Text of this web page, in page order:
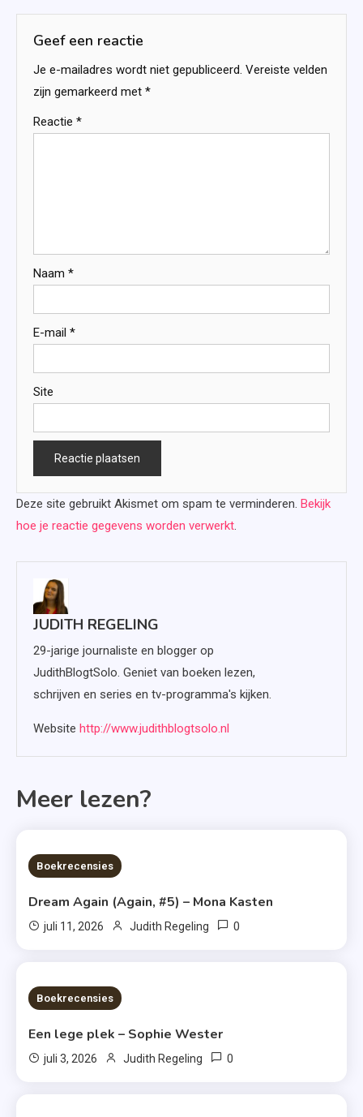
Geef een reactie
Je e-mailadres wordt niet gepubliceerd. Vereiste velden
zijn gemarkeerd met *
Reactie *
Naam *
E-mail *
Site
Deze site gebruikt Akismet om spam te verminderen. Bekijk
hoe je reactie gegevens worden verwerkt.
JUDITH REGELING
29-jarige journaliste en blogger op
JudithBlogtSolo. Geniet van boeken lezen,
schrijven en series en tv-programma's kijken.
Website http://www.judithblogtsolo.nl
Meer lezen?
6 MINS READ
Boekrecensies
Dream Again (Again, #5) – Mona Kasten
juli 11, 2026 Judith Regeling 0
6 MINS READ
Boekrecensies
Een lege plek – Sophie Wester
juli 3, 2026 Judith Regeling 0